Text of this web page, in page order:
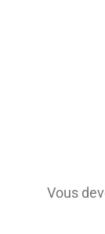
Vous